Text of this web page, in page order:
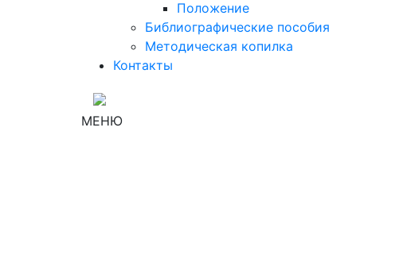
Положение
Библиографические пособия
Методическая копилка
Контакты
МЕНЮ